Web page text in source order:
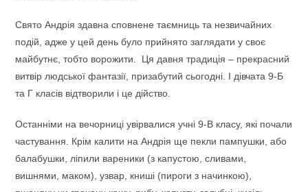
Свято Андрія здавна сповнене таємниць та незвичайних
подій, адже у цей день було прийнято заглядати у своє
майбутнє, тобто ворожити. Ця давня традиція – прекрасний
витвір людської фантазії, призабутий сьогодні. І дівчата 9-Б
та Г класів відтворили і це дійство.
Останніми на вечорниці увірвалися учні 9-В класу, які почали
частування. Крім калити на Андрія ще пекли пампушки, або
балабушки, ліпили вареники (з капустою, сливами,
вишнями, маком), узвар, книші (пироги з начинкою),